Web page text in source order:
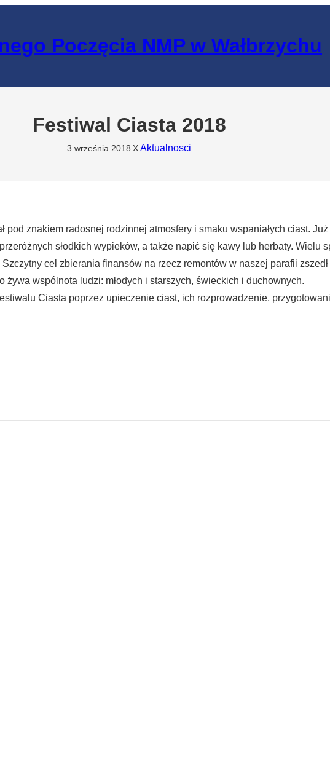
Poczęcia NMP w Wałbrzychu
Festiwal Ciasta 2018
3 września 2018 X Aktualnosci
znakiem radosnej rodzinnej atmosfery i smaku wspaniałych ciast.
słodkich wypieków, a także napić się kawy lub herbaty. Wielu
cel zbierania finansów na rzecz remontów w naszej parafii
wspólnota ludzi: młodych i starszych, świeckich i duchownych.
Ciasta poprzez upieczenie ciast, ich rozprowadzenie,